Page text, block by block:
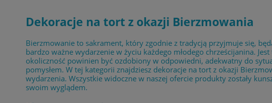
Dekoracje na tort z okazji Bierzmowania
Bierzmowanie to sakrament, który zgodnie z tradycją przyjmuje się,
bardzo ważne wydarzenie w życiu każdego młodego chrześcijanina.
okoliczność powinien być ozdobiony w odpowiedni, adekwatny do
pomysłem. W tej kategorii znajdziesz dekoracje na tort z okazji
wydarzenia. Wszystkie widoczne w naszej ofercie produkty zostały
swoim wyglądem.